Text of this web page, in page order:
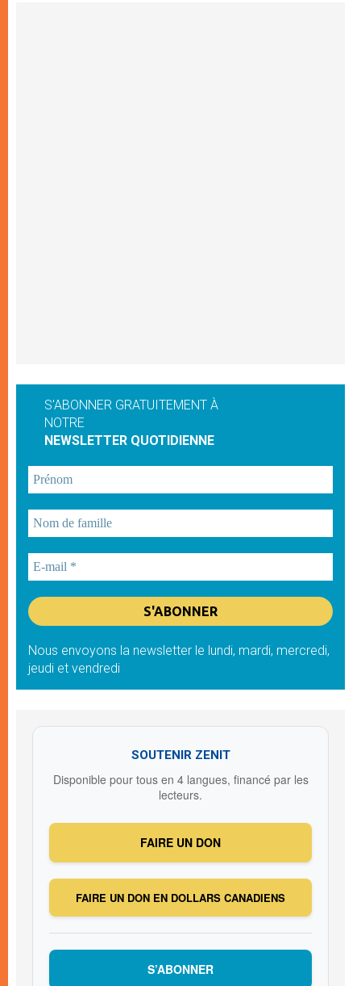
S'ABONNER GRATUITEMENT À
NOTRE
NEWSLETTER QUOTIDIENNE
Nous envoyons la newsletter le lundi, mardi, mercredi,
jeudi et vendredi
SOUTENIR ZENIT
Disponible pour tous en 4 langues, financé par les
lecteurs.
FAIRE UN DON
FAIRE UN DON EN DOLLARS CANADIENS
S’ABONNER